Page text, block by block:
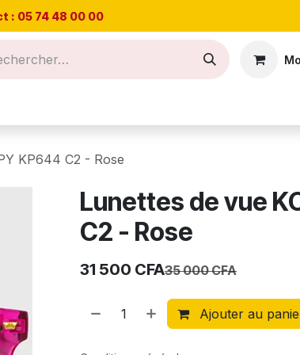
: 05 74 48 00 00
KP644 C2 - Rose
Lunettes de vue
C2 - Rose
31 500 CFA35 000CFA
Ajouter au